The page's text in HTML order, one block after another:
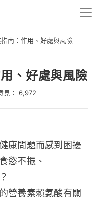
南：作用、好處與風險
、好處與風險
見： 6,972
康問題而感到困擾
慾不振、
營養素賴氨酸有關